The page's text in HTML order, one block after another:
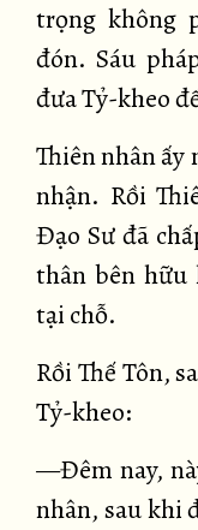
trọng không
đón. Sáu
đưa Tỷ-kheo
Thiên nhân ấy
nhận. Rồi
Đạo Sư đã
thân bên hữu
tại chỗ.
Rồi Thế Tôn,
Tỷ-kheo:
—Đêm nay,
nhân, sau khi